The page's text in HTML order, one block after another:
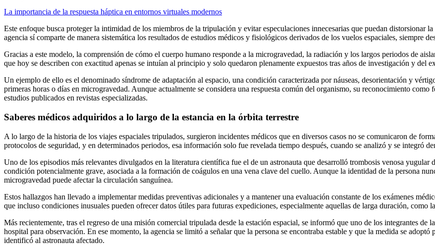
La importancia de la respuesta háptica en entornos virtuales modernos
Este enfoque busca proteger la intimidad de los miembros de la tripulación y evitar especulaciones innecesarias que puedan distorsionar
agencia sí comparte de manera sistemática los resultados de estudios médicos y fisiológicos derivados de los vuelos espaciales, siempre
Gracias a este modelo, la comprensión de cómo el cuerpo humano responde a la microgravedad, la radiación y los largos periodos de
que hoy se describen con exactitud apenas se intuían al principio y solo quedaron plenamente expuestos tras años de investigación y del
Un ejemplo de ello es el denominado síndrome de adaptación al espacio, una condición caracterizada por náuseas, desorientación y
primeras horas o días en microgravedad. Aunque actualmente se considera una respuesta común del organismo, su reconocimiento
estudios publicados en revistas especializadas.
Saberes médicos adquiridos a lo largo de la estancia en la órbita terrestre
A lo largo de la historia de los viajes espaciales tripulados, surgieron incidentes médicos que en diversos casos no se comunicaron de
protocolos de seguridad, y en determinados periodos, esa información solo fue revelada tiempo después, cuando se analizó y se integró
Uno de los episodios más relevantes divulgados en la literatura científica fue el de un astronauta que desarrolló trombosis venosa
condición potencialmente grave, asociada a la formación de coágulos en una vena clave del cuello. Aunque la identidad de la persona
microgravedad puede afectar la circulación sanguínea.
Estos hallazgos han llevado a implementar medidas preventivas adicionales y a mantener una evaluación constante de los exámenes
que incluso condiciones inusuales pueden ofrecer datos útiles para futuras expediciones, especialmente aquellas de larga duración, como
Más recientemente, tras el regreso de una misión comercial tripulada desde la estación espacial, se informó que uno de los integrantes
hospital para observación. En ese momento, la agencia se limitó a señalar que la persona se encontraba estable y que la medida se
identificó al astronauta afectado.